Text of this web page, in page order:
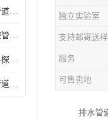
工厂管道工程公司 科探管道工程 时效快
家庭高压车疏通清洗 科探管道工程 服务周到
工厂排水管道漏水公司 科探管道工程 快速上门
单位供热管道漏水 科探管道工程 设备齐
独立实验室
支持邮寄送样
服务
可售卖地
排水管